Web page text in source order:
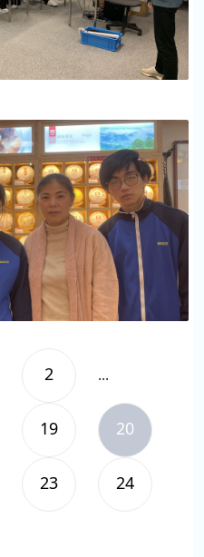
2 ...
19 20
23 24